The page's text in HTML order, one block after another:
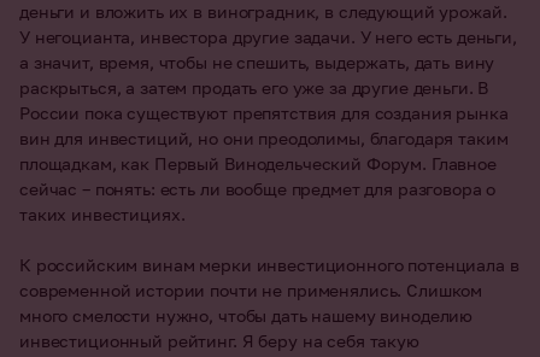
деньги и вложить их в виноградник, в следующий урожай.
У негоцианта, инвестора другие задачи. У него есть деньги,
а значит, время, чтобы не спешить, выдержать, дать вину
раскрыться, а затем продать его уже за другие деньги. В
России пока существуют препятствия для создания рынка
вин для инвестиций, но они преодолимы, благодаря таким
площадкам, как Первый Винодельческий Форум. Главное
сейчас – понять: есть ли вообще предмет для разговора о
таких инвестициях.
К российским винам мерки инвестиционного потенциала в
современной истории почти не применялись. Слишком
много смелости нужно, чтобы дать нашему виноделию
инвестиционный рейтинг. Я беру на себя такую